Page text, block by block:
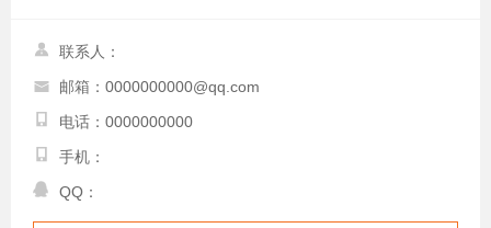
联系人：
邮箱：0000000000@qq.com
电话：0000000000
手机：
QQ：